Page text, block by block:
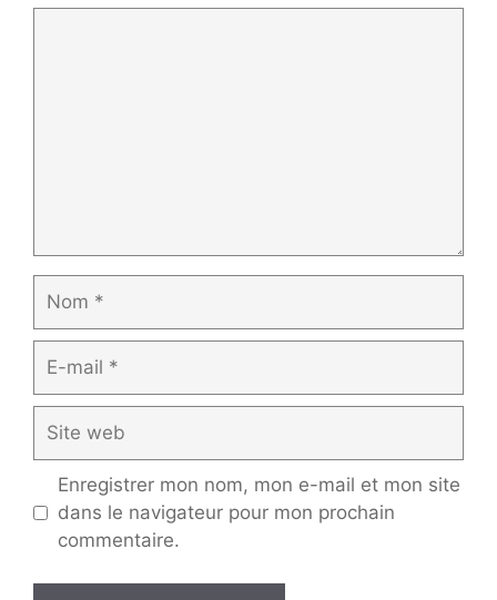
mail
web
Enregistrer mon nom, mon e-mail et mon site
dans le navigateur pour mon prochain
commentaire.